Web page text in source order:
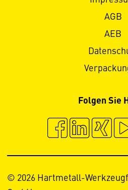
AGB
AEB
Folgen Sie
© 2026 Hartmetall-